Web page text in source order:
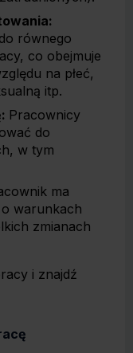
równego
co obejmuje
na płeć,
itp.
Pracownicy
do
w tym
ma
warunkach
zmianach
i znajdź